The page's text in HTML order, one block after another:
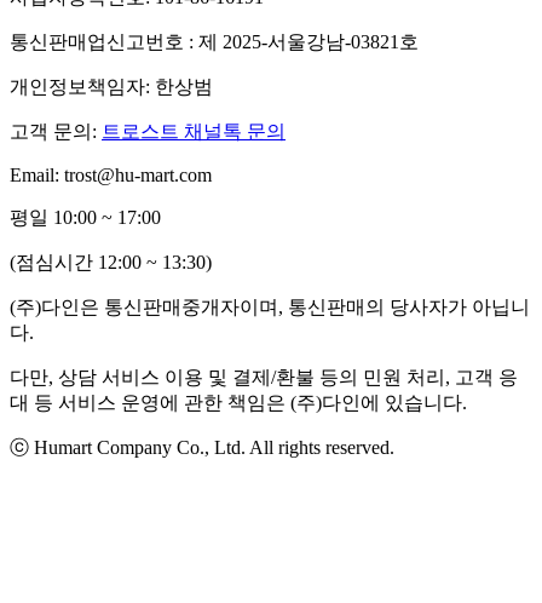
통신판매업신고번호 : 제 2025-서울강남-03821호
개인정보책임자: 한상범
고객 문의: 트로스트 채널톡 문의
Email: trost@hu-mart.com
평일 10:00 ~ 17:00
(점심시간 12:00 ~ 13:30)
(주)다인은 통신판매중개자이며, 통신판매의 당사자가 아닙니
다.
다만, 상담 서비스 이용 및 결제/환불 등의 민원 처리, 고객 응
대 등 서비스 운영에 관한 책임은 (주)다인에 있습니다.
ⓒ Humart Company Co., Ltd. All rights reserved.